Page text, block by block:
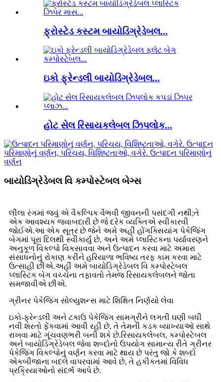
ફ્રોસ્ટેડ કસ્ટમ બાયોડિગ્રેડેબલ...
ઇકો ફ્રેન્ડલી બાયોડિગ્રેડેબલ...
હોટ સેલ રિસાયકલેબલ ઝિપલોક...
બાયોડિગ્રેડેબલ વિ કમ્પોસ્ટેબલ બેગ્સ
લીલા રંગમાં જવું એ વૈકલ્પિક વૈભવી જીવનની પસંદગી નથી;તે
એક આવશ્યક જવાબદારી છે જે દરેક વ્યક્તિએ સ્વીકારવી
જોઈએ.આ એક સૂત્ર છે જેને અમે અહીં હોંગક્સિયાંગ પેકેજિંગ
બેગમાં પૂરા દિલથી સ્વીકાર્યું છે, અને અમે પ્લાસ્ટિકના પર્યાવરણને
અનુકૂળ વિકલ્પો વિકસાવવા અને ઉત્પાદન કરવા માટે અમારા
સંસાધનોનું રોકાણ કરીને હરિયાળા ભવિષ્ય તરફ કામ કરવા માટે
ઉત્સાહી છીએ.અહીં અમે બાયોડિગ્રેડેબલ વિ કમ્પોસ્ટેબલ
પ્લાસ્ટિક બેગ વચ્ચેના તફાવતો તેમજ રિસાયકલેબલને જોતા
સમજાવીએ છીએ.
ગ્રીનર પેકેજિંગ સોલ્યુશન્સ માટે શિક્ષિત નિર્ણયો લેવા
ઇકો-ફ્રેન્ડલી અને ટકાઉ પેકેજિંગ સામગ્રીને લગતી ઘણી બધી
નવી શરતો ફેંકવામાં આવી રહી છે, તે તેમની કડક વ્યાખ્યાઓ સાથે
રાખવા માટે ગૂંચવણભરી બની શકે છે.રિસાયકલેબલ, કમ્પોસ્ટેબલ
અને બાયોડિગ્રેડેબલ જેવા શબ્દોનો ઉપયોગ સામાન્ય રીતે ગ્રીનર
પેકેજિંગ વિકલ્પોનું વર્ણન કરવા માટે થાય છે પરંતુ જો કે શબ્દો
એકબીજાના બદલે વાપરવામાં આવે છે, તે હકીકતમાં વિવિધ
પ્રક્રિયાઓનો સંદર્ભ આપે છે.